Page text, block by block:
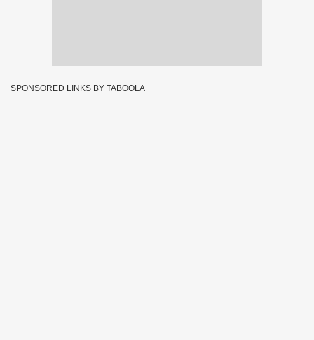
SPONSORED LINKS BY TABOOLA